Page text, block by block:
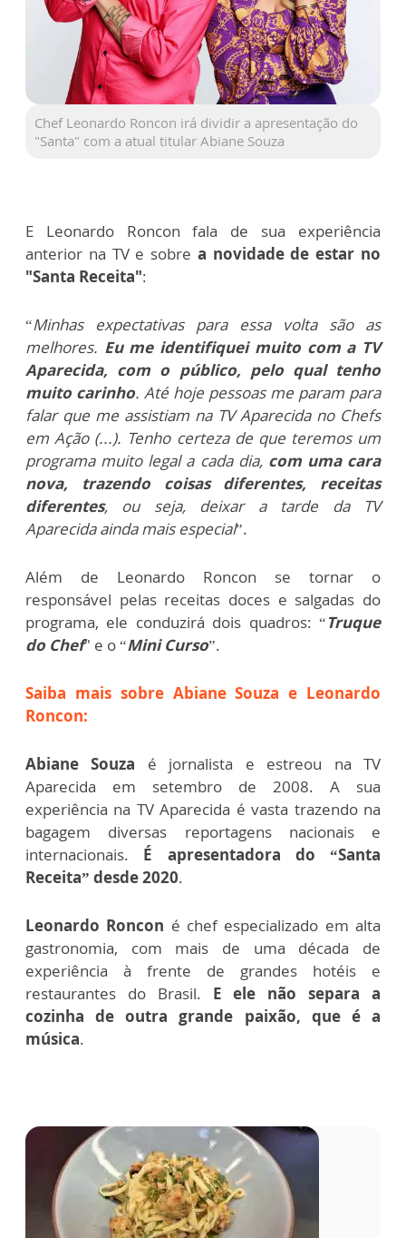
Chef Leonardo Roncon irá dividir a apresentação do
"Santa" com a atual titular Abiane Souza
E Leonardo Roncon fala de sua experiência
anterior na TV e sobre a novidade de estar no
"Santa Receita":
“Minhas expectativas para essa volta são as
melhores. Eu me identifiquei muito com a TV
Aparecida, com o público, pelo qual tenho
muito carinho. Até hoje pessoas me param para
falar que me assistiam na TV Aparecida no Chefs
em Ação (...). Tenho certeza de que teremos um
programa muito legal a cada dia,com uma cara
nova, trazendo coisas diferentes, receitas
diferentes, ou seja, deixar a tarde da TV
Aparecida ainda mais especial”.
Além de Leonardo Roncon se tornar o
responsável pelas receitas doces e salgadas do
programa, ele conduzirá dois quadros: “Truque
do Chef" e o “Mini Curso”.
Saiba mais sobre Abiane Souza e Leonardo
Roncon:
Abiane Souza é jornalista e estreou na TV
Aparecida em setembro de 2008. A sua
experiência na TV Aparecida é vasta trazendo na
bagagem diversas reportagens nacionais e
internacionais. É apresentadora do “Santa
Receita” desde 2020.
Leonardo Roncon é chef especializado em alta
gastronomia, com mais de uma década de
experiência à frente de grandes hotéis e
restaurantes do Brasil. E ele não separa a
cozinha de outra grande paixão, que é a
música.